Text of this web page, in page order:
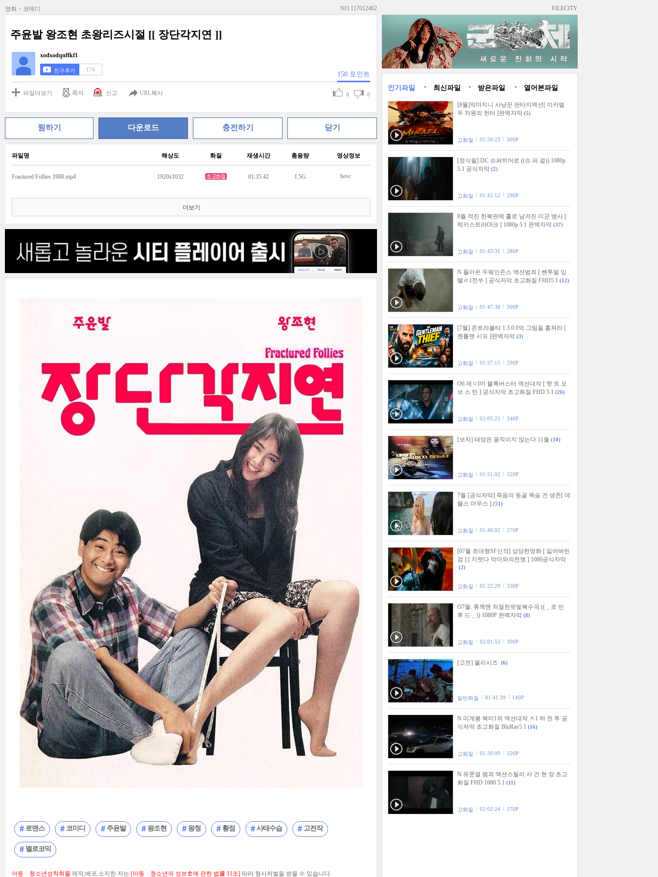
영화 > 코메디 NO.117012462
주윤발 왕조현 초왕리즈시절 [[ 장단각지연 ]]
xodxodqnffkf1
친구추가 174
150 포인트
파일더보기 쪽지 신고 URL복사 0 0
찜하기 다운로드 충전하기 닫기
파일명 해상도 화질 재생시간 총용량 영상정보
Fractured Follies 1988.mp4 1920x1032 01:35:42 1.5G hevc
더보기
로맨스 코미디 주윤발 왕조현 왕청 황점 사태수습 고전작
멜로코믹
아동ㆍ청소년성착취물 제작,배포,소지한 자는 [아동ㆍ청소년의 성보호에 관한 법률 11조] 따라 형사처벌을 받을 수 있습니다.
FILECITY
인기파일 최신파일 받은파일 열어본파일
[8월]악마지니 사냥꾼 판타지액션[ 미카엘
두 차원의 헌터 ]완벽자막 (5)
고화질 01:59:23 300P
[정식릴] DC 슈퍼히어로 ((슈.퍼.걸)) 1080p
5.1 공식자막 (2)
고화질 01:42:12 290P
8월 적진 한복판에 홀로 남겨진 미군 병사 [
럭키스트라Ol크 ] 1080p 5.1 완벽자막 (37)
고화질 01:43:31 280P
N 돌아온 두웨인존스 액션범죄 [ 쎈투럴 잉
텔ㄹ1전쑤 ] 공식자막 초고화질 FHD5.1 (12)
고화질 01:47:38 300P
[7월] 존트라볼타 1.3.0.0억 그림을 훔쳐라 [
젠틀맨 시프 ]완벽자막 (3)
고화질 01:37:15 290P
O6.제ㅇI미 블록버스터 액션대작 [ 핫 트 오
브 스 턴 ] 공식자막 초고화질 FHD 5.1 (26)
고화질 02:05:25 340P
[보자] 태양은 움직이지 않는다 11월 (10)
고화질 01:51:02 320P
7월 [공식자막] 죽음의 동굴 목숨 건 생존[ 데
블스 마우스 ] (51)
고화질 01:40:02 270P
[07월 초대형SF신작] 상당한영화 [ 잃어버린
검 ] [ 지렷다 악마와의전쟁 ] 1080공식자막
(2)
고화질 02:22:29 330P
O7월. 휴잭맨 처절한핏빛복수극 (( _ 로 빈
후 드 _ )) 1080P 완벽자막 (8)
고화질 02:01:53 300P
[고전] 율리시즈 (6)
일반화질 01:41:39 140P
N 미게봉 북미1위 액션대작 ㅈ1 하 전 투 공
식자막 초고화질 BluRay5.1 (16)
고화질 01:30:09 320P
N 유쭌열 범죄 액션스릴러 사 건 현 장 초고
화질 FHD 1080 5.1 (11)
고화질 02:02:24 370P